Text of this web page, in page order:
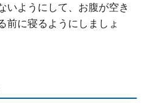
いようにして、お腹が空き
前に寝るようにしましょ